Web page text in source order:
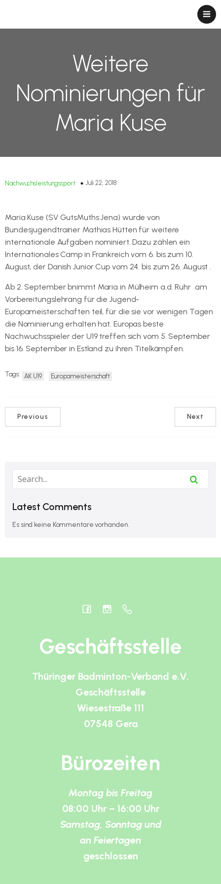
Weitere
Nominierungen für
Maria Kuse
Nachwuchsleistungssport Juli 22, 2018
Maria Kuse (SV GutsMuths Jena) wurde von
Bundesjugendtrainer Mathias Hütten für weitere
internationale Aufgaben nominiert. Dazu zählen ein
Internationales Camp in Frankreich vom 6. bis zum 10.
August, der Danish Junior Cup vom 24. bis zum 26. August .
Ab 2. September bnimmt Maria in Mülheim a.d. Ruhr am
Vorbereitungslehrang für die Jugend-
Europameisterschaften teil, für die sie vor wenigen Tagen
die Nominierung erhalten hat. Europas beste
Nachwuchsspieler der U19 treffen sich vom 5. September
bis 16. September in Estland zu ihren Titelkämpfen.
Tags: AK U19 Europameisterschaft
Previous Next
Latest Comments
Es sind keine Kommentare vorhanden.
Geschäftsstelle
Thüringer Badminton-Verband e.V.
Geschäftsstelle
Wiesestraße 111
07548 Gera
Bürozeiten
Montag bis Freitag
08:00 Uhr – 16:00 Uhr
Samstag, Sonntag und
an Feiertagen
geschlossen